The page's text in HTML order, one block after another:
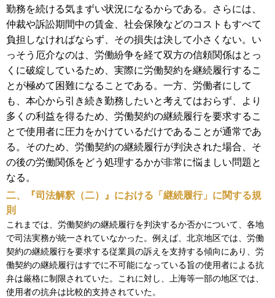
勤務を続ける気まずい状況になるからである。さらには、
仲裁や訴訟期間中の賃金、社会保険などのコストもすべて
負担しなければならず、その損失は決して小さくない。い
っそう厄介なのは、労働紛争を経て双方の信頼関係はとっ
くに破綻しているため、実際に労働契約を継続履行するこ
とが極めて困難になることである。一方、労働者にして
も、本心から引き続き勤務したいと考えてはおらず、より
多くの利益を得るため、労働契約の継続履行を要求するこ
とで使用者に圧力をかけているだけであることが通常であ
る。そのため、労働契約の継続履行が判決された場合、そ
の後の労働関係をどう処理するかが非常に悩ましい問題と
なる。
二、『司法解釈（二）』における「継続履行」に関する規
則
これまでは、労働契約の継続履行を判決するか否かについて、各地
で司法実務が統一されていなかった。例えば、北京地区では、労働
契約の継続履行を要求する従業員の訴えを支持する傾向にあり、労
働契約の継続履行はすでに不可能になっている旨の使用者による抗
弁は厳格に制限されていた。これに対し、上海等一部の地区では、
使用者の抗弁は比較的支持されていた。